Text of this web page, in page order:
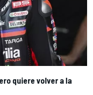
quiere volver a la